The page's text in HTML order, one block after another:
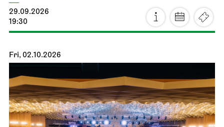
29.09.2026
19:30
Fri, 02.10.2026